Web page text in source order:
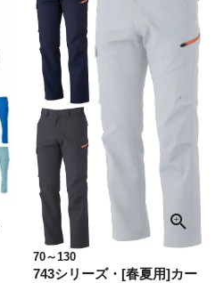
70～130
743シリーズ・[春夏用]カー